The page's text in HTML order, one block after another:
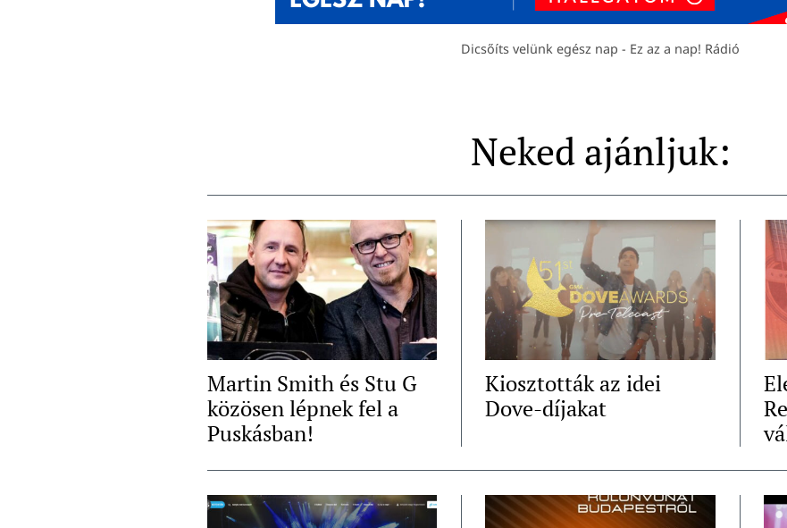
Dicsőíts velünk egész nap - Ez az a nap! Rádió
Neked ajánljuk:
Martin Smith és Stu G
közösen lépnek fel a
Puskásban!
Kiosztották az idei
Dove-díjakat